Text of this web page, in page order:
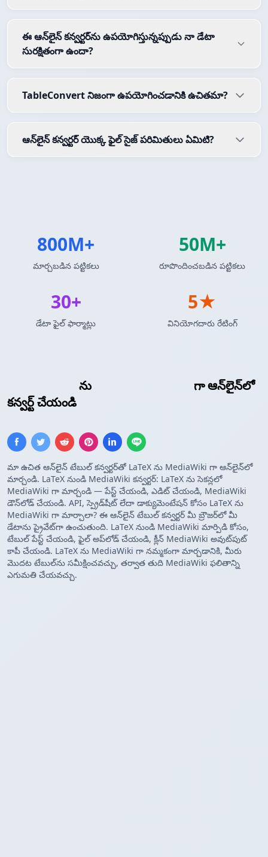
ను
గా ఆన్‌లైన్‌లో
కన్వర్ట్ చేయండి
మా ఉచిత ఆన్‌లైన్ టేబుల్ కన్వర్టర్‌తో LaTeX ను MediaWiki గా ఆన్‌లైన్‌లో
మార్చండి. LaTeX నుండి MediaWiki కన్వర్టర్: LaTeX ను సెకన్లలో
MediaWiki గా మార్చండి — పేస్ట్ చేయండి, ఎడిట్ చేయండి, MediaWiki
డౌన్‌లోడ్ చేయండి. API, స్ప్రెడ్‌షీట్ లేదా డాక్యుమెంటేషన్ కోసం LaTeX ను
MediaWiki గా మార్చాలా? ఈ ఆన్‌లైన్ టేబుల్ కన్వర్టర్ మీ బ్రౌజర్‌లో మీ
డేటాను ప్రైవేట్‌గా ఉంచుతుంది. LaTeX నుండి MediaWiki మార్పిడి కోసం,
టేబుల్ పేస్ట్ చేయండి, ఫైల్ అప్‌లోడ్ చేయండి, క్లీన్ MediaWiki అవుట్‌పుట్
కాపీ చేయండి. LaTeX ను MediaWiki గా నమ్మకంగా మార్చడానికి, మీరు
మొదట టేబుల్‌ను సమీక్షించవచ్చు, తర్వాత తుది MediaWiki ఫలితాన్ని
ఎగుమతి చేయవచ్చు.
ఈ ఆన్‌లైన్ కన్వర్టర్‌ను ఉపయోగిస్తున్నప్పుడు నా డేటా
సురక్షితంగా ఉందా?
TableConvert నిజంగా ఉపయోగించడానికి ఉచితమా?
ఆన్‌లైన్ కన్వర్టర్ యొక్క ఫైల్ సైజ్ పరిమితులు ఏమిటి?
800M+
మార్చబడిన పట్టికలు
50M+
రూపొందించబడిన పట్టికలు
30+
డేటా ఫైల్ ఫార్మాట్లు
5★
వినియోగదారు రేటింగ్